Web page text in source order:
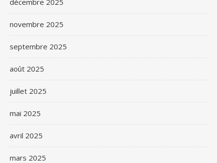
novembre 2025
septembre 2025
août 2025
juillet 2025
mai 2025
avril 2025
mars 2025